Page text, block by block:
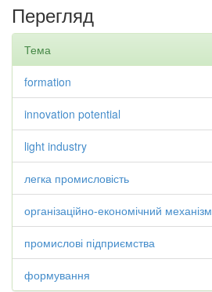
Перегляд
Тема
formation
innovation potential
light industry
легка промисловість
організаційно-економічний механізм
промислові підприємства
формування